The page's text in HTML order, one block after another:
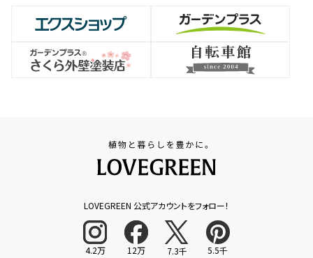
LOVEGREEN 公式アカウントをフォロー！
4.2万 12万 7.3千 5.5千